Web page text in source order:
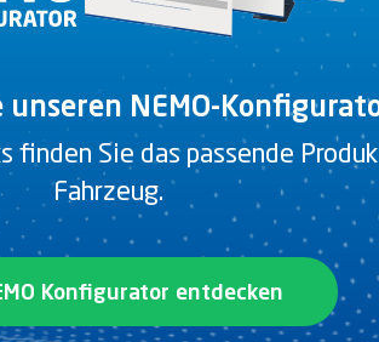
GROSSE S
TANGENFÜHRUNG, O
BERER TEIL, Ø16 LÄNGE
Produkt anzeigen
unseren NEMO-
finden Sie das passende
Fahrzeug.
Konfigurator entdecken